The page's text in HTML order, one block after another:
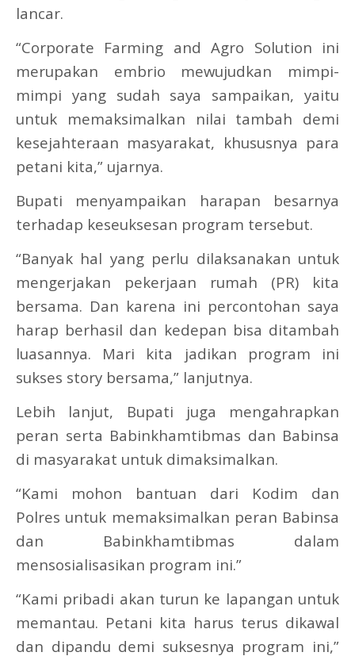
lancar.
“Corporate Farming and Agro Solution ini
merupakan embrio mewujudkan mimpi-
mimpi yang sudah saya sampaikan, yaitu
untuk memaksimalkan nilai tambah demi
kesejahteraan masyarakat, khususnya para
petani kita,” ujarnya.
Bupati menyampaikan harapan besarnya
terhadap keseuksesan program tersebut.
“Banyak hal yang perlu dilaksanakan untuk
mengerjakan pekerjaan rumah (PR) kita
bersama. Dan karena ini percontohan saya
harap berhasil dan kedepan bisa ditambah
luasannya. Mari kita jadikan program ini
sukses story bersama,” lanjutnya.
Lebih lanjut, Bupati juga mengahrapkan
peran serta Babinkhamtibmas dan Babinsa
di masyarakat untuk dimaksimalkan.
“Kami mohon bantuan dari Kodim dan
Polres untuk memaksimalkan peran Babinsa
dan Babinkhamtibmas dalam
mensosialisasikan program ini.”
“Kami pribadi akan turun ke lapangan untuk
memantau. Petani kita harus terus dikawal
dan dipandu demi suksesnya program ini,”